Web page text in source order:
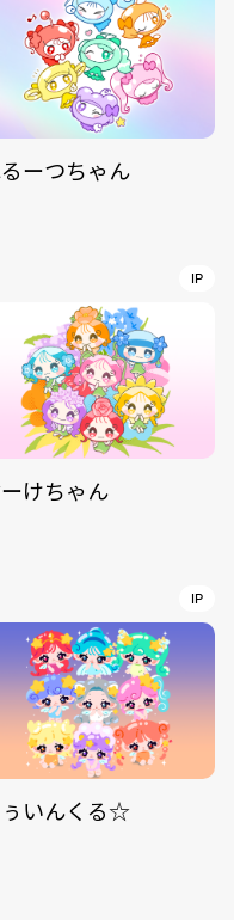
ーつちゃん
IP
けちゃん
IP
ぅいんくる☆